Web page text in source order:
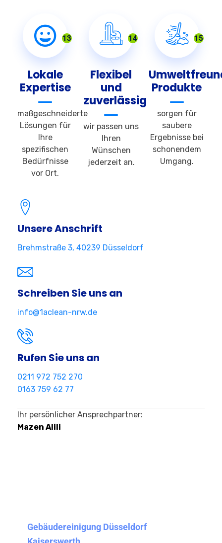
13
Lokale
Expertise
maßgeschneiderte
Lösungen für
Ihre
spezifischen
Bedürfnisse
vor Ort.
14
Flexibel
und
zuverlässig
wir passen uns
Ihren
Wünschen
jederzeit an.
15
Produkte
sorgen für
saubere
Ergebnisse bei
schonendem
Umgang.
Unsere Anschrift
Brehmstraße 3, 40239 Düsseldorf
Schreiben Sie uns an
info@1aclean-nrw.de
Rufen Sie uns an
0211 972 752 270
0163 759 62 77
Ihr persönlicher Ansprechpartner:
Mazen Alili
Gebäudereinigung Düsseldorf